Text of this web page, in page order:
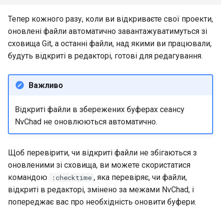
Тепер кожного разу, коли ви відкриваєте свої проекти,
оновлені файли автоматично завантажуватимуться зі
сховища Git, а останні файли, над якими ви працювали,
будуть відкриті в редакторі, готові для редагування.
Важливо
Відкриті файли в збережених буферах сеансу
NvChad не оновлюються автоматично.
Щоб перевірити, чи відкриті файли не збігаються з
оновленими зі сховища, ви можете скористатися
командою
:checktime , яка перевіряє, чи файли,
відкриті в редакторі, змінено за межами NvChad, і
попереджає вас про необхідність оновити буфери.